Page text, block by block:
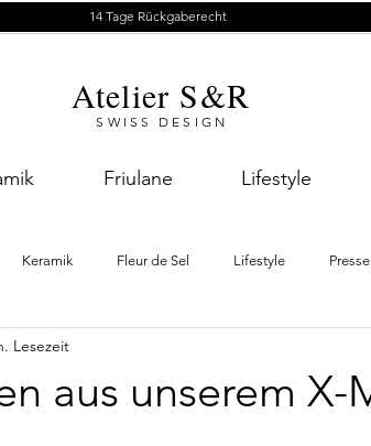
14 Tage Rückgaberecht
Atelier S&R
SWISS DESIGN
Friulane Lifestyle
Keramik Fleur de Sel Lifestyle Presse
aus unserem X-
Lesezeit